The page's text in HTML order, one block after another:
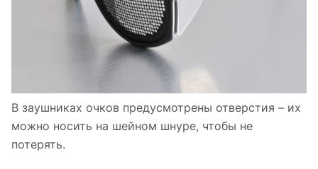
В заушниках очков предусмотрены отверстия – их
можно носить на шейном шнуре, чтобы не
потерять.